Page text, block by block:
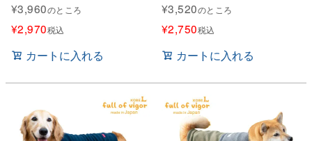
¥3,960のところ
¥2,970税込
カートに入れる
¥3,520のところ
¥2,750税込
カートに入れる